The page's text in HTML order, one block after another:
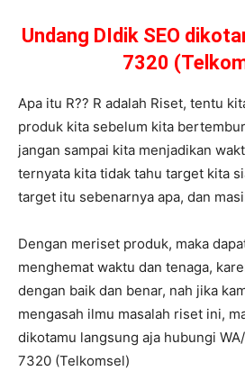
Undang DIdik SEO
7320
Apa itu R?? R adalah Riset, tentu
produk kita sebelum kita
jangan sampai kita menjadikan
ternyata kita tidak tahu target kita
target itu sebenarnya apa, dan
Dengan meriset produk, maka
menghemat waktu dan tenaga,
dengan baik dan benar, nah jika
mengasah ilmu masalah riset ini,
dikotamu langsung aja hubungi
7320 (Telkomsel)